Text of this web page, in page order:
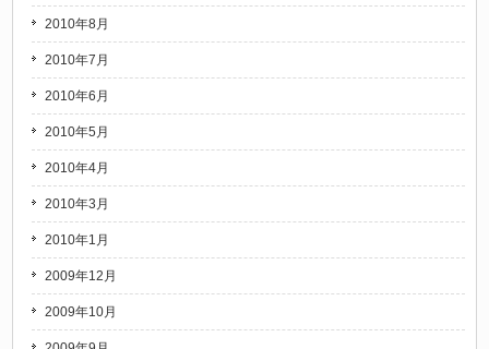
2010年8月
2010年7月
2010年6月
2010年5月
2010年4月
2010年3月
2010年1月
2009年12月
2009年10月